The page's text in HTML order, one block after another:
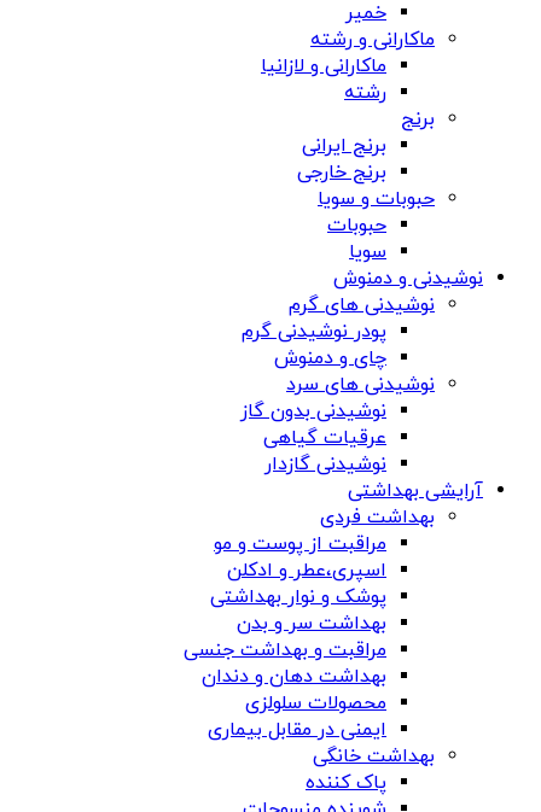
خمیر
ماکارانی و رشته
ماکارانی و لازانیا
رشته
برنج
برنج ایرانی
برنج خارجی
حبوبات و سویا
حبوبات
سویا
نوشیدنی و دمنوش
نوشیدنی های گرم
پودر نوشیدنی گرم
چای و دمنوش
نوشیدنی های سرد
نوشیدنی بدون گاز
عرقیات گیاهی
نوشیدنی گازدار
آرایشی بهداشتی
بهداشت فردی
مراقبت از پوست و مو
اسپری،عطر و ادکلن
پوشک و نوار بهداشتی
بهداشت سر و بدن
مراقبت و بهداشت جنسی
بهداشت دهان و دندان
محصولات سلولزی
ایمنی در مقابل بیماری
بهداشت خانگی
پاک کننده